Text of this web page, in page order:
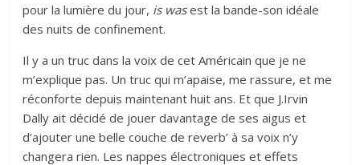
pour la lumière du jour, is wasest la bande-son idéale
des nuits de confinement.
Il y a un truc dansla voix de cet Américain que je ne
m’explique pas. Un truc qui m’apaise, me rassure, et me
réconforte depuis maintenant huit ans. Et que J.Irvin
Dally ait décidé de jouer davantage de ses aigus et
d’ajouter une belle couche de reverb’ à sa voix n’y
changera rien. Les nappes électroniques et effets